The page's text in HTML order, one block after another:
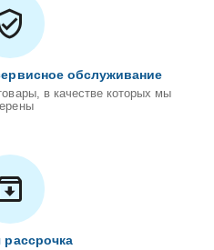
обслуживание
в качестве которых мы
рассрочка